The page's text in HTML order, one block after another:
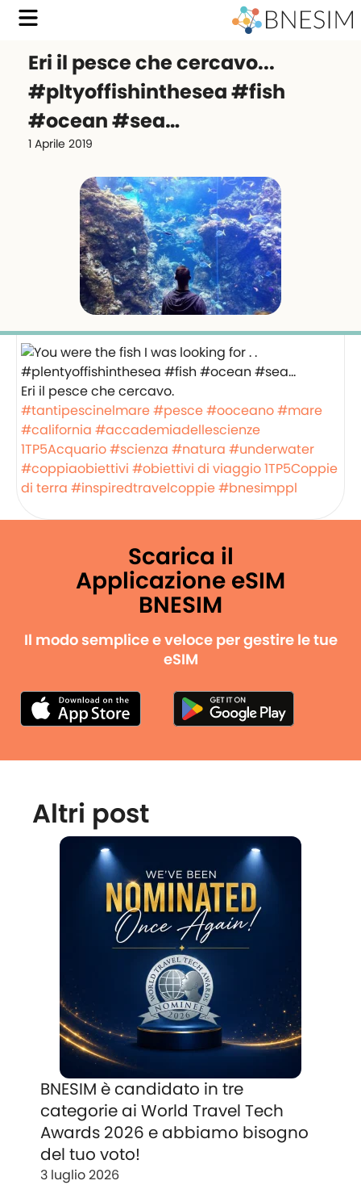
Eri il pesce che cercavo...
#pltyoffishinthesea #fish
#ocean #sea…
1 Aprile 2019
Eri il pesce che cercavo.
#tantipescinelmare#pesce#ooceano#mare
#california #accademiadellescienze
1TP5Acquario#scienza #natura #underwater
#coppiaobiettivi #obiettivi di viaggio1TP5Coppie
di terra #inspiredtravelcoppie#bnesimppl
Scarica il
Applicazione eSIM
BNESIM
Il modo semplice e veloce per gestire le tue
eSIM
Altri post
BNESIM è candidato in tre
categorie ai World Travel Tech
Awards 2026 e abbiamo bisogno
del tuo voto!
3 luglio 2026